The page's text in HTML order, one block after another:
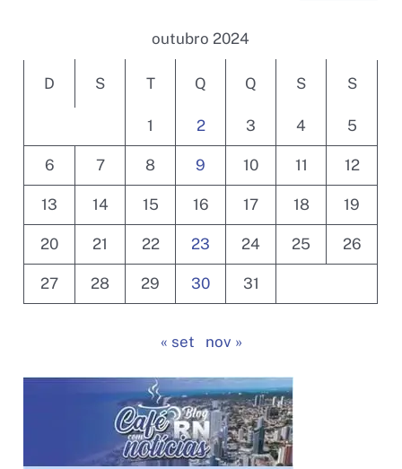
outubro 2024
D S T Q Q S S
1 2 3 4 5
6 7 8 9 10 11 12
13 14 15 16 17 18 19
20 21 22 23 24 25 26
27 28 29 30 31
« set nov »